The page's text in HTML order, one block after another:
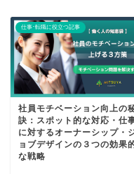
仕事･転職に役立つ記事
社員モチベーション向上の
訣：スポット的な対応・仕
に対するオーナーシップ・
ョブデザインの３つの効果
な戦略